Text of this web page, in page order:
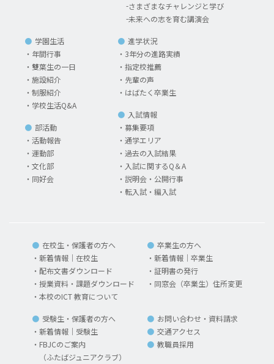
さまざまなチャレンジと学び
未来への志を育む講演会
学園生活
年間行事
雙葉生の一日
施設紹介
制服紹介
学校生活Q&A
部活動
活動報告
運動部
文化部
同好会
進学状況
3年分の進路実績
指定校推薦
先輩の声
はばたく卒業生
入試情報
募集要項
通学エリア
過去の入試結果
入試に関するQ＆A
説明会・公開行事
転入試・編入試
在校生・保護者の方へ
新着情報｜在校生
配布文書ダウンロード
授業資料・課題ダウンロード
本校のICT 教育について
卒業生の方へ
新着情報｜卒業生
証明書の発行
同窓会（卒業生）住所変更
受験生・保護者の方へ
新着情報｜受験生
FBJCのご案内
（ふたばジュニアクラブ）
お問い合わせ・資料請求
交通アクセス
教職員採用